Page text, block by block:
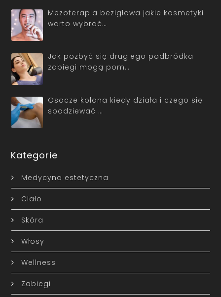
Mezoterapia bezigłowa jakie kosmetyki
warto wybrać…
Jak pozbyć się drugiego podbródka
zabiegi mogą pom…
Osocze kolana kiedy działa i czego się
spodziewać …
Kategorie
Medycyna estetyczna
Ciało
Skóra
Włosy
Wellness
Zabiegi